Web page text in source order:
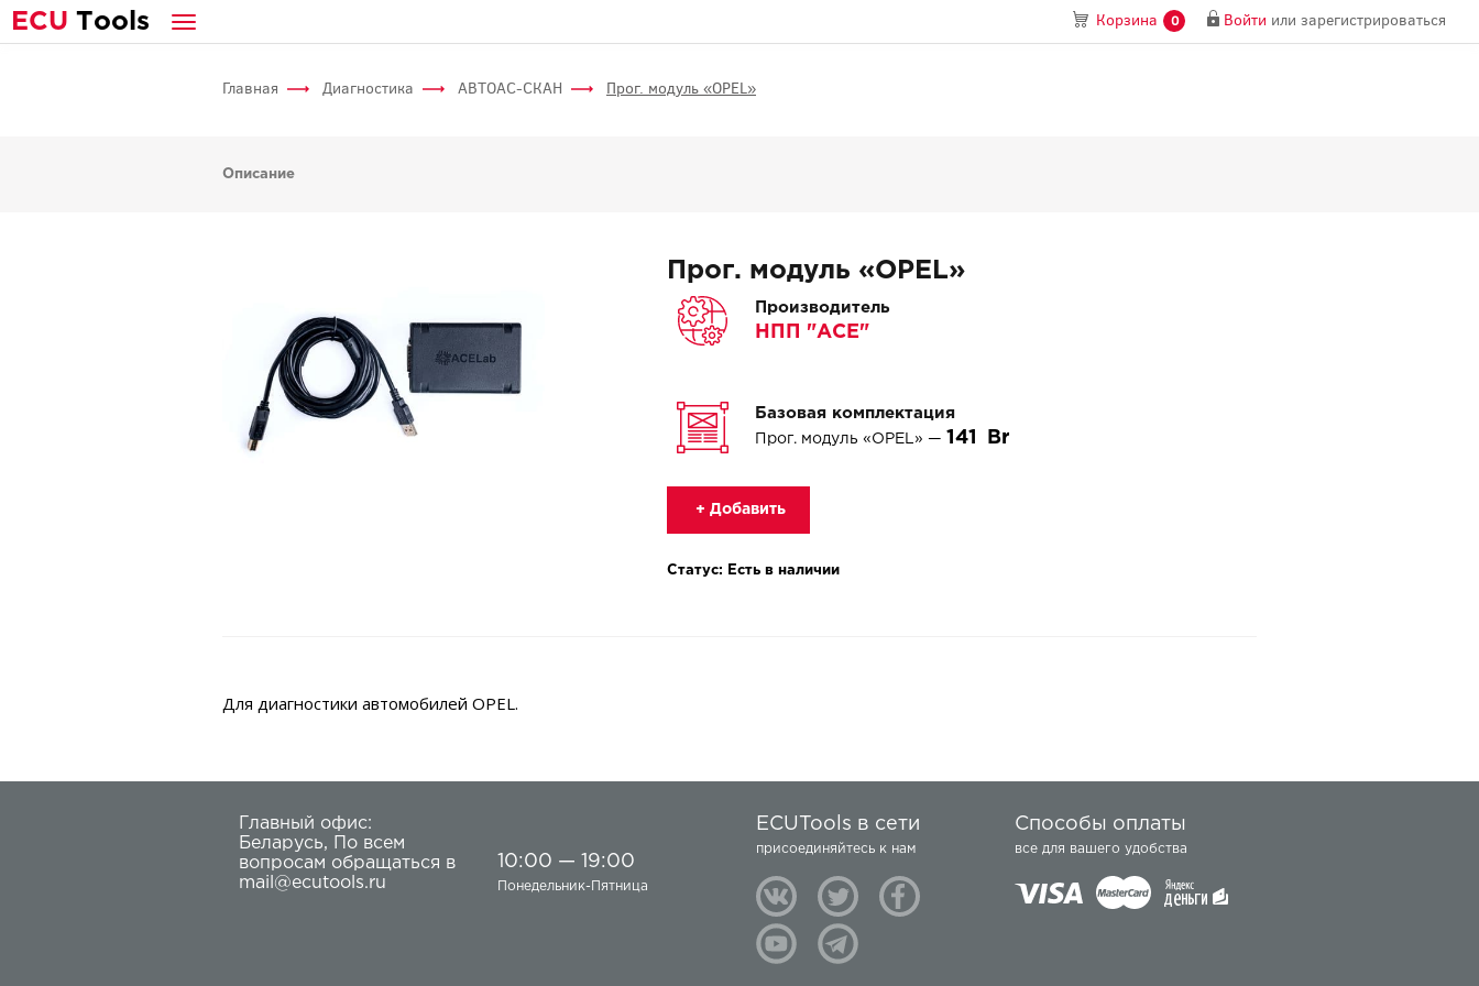
ECU Tools Корзина 0 Войти или зарегистрироваться
Главная Диагностика АВТОАС-СКАН Прог. модуль «OPEL»
Описание
Прог. модуль «OPEL»
Производитель
НПП "АСЕ"
Базовая комплектация
Прог. модуль «OPEL» — 141
+ Добавить
Статус: Есть в наличии
Для диагностики автомобилей OPEL.
Главный офис:
Беларусь,
По всем
вопросам обращаться в
mail@ecutools.ru
10:00 — 19:00
Понедельник-Пятница
ECUTools в сети
присоединяйтесь к нам
Способы оплаты
все для вашего удобства